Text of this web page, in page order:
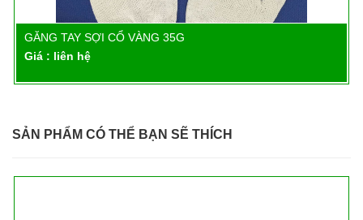
Chi tiết
GĂNG TAY SỢI CỔ VÀNG 35G
Giá : liên hệ
SẢN PHẨM CÓ THỂ BẠN SẼ THÍCH